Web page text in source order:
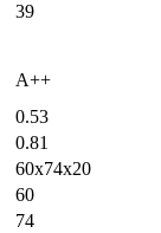
39
A++
0.53
0.81
60х74х20
60
74